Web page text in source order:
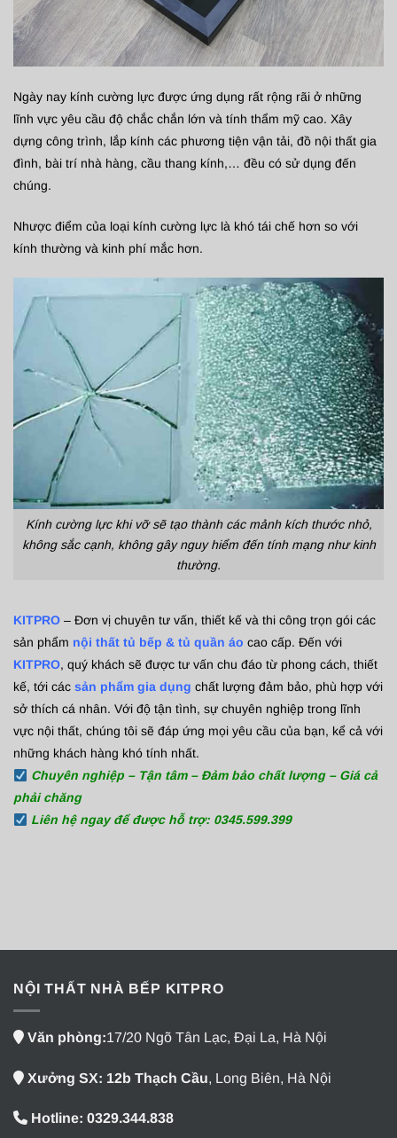
Ngày nay kính cường lực được ứng dụng rất rộng rãi ở những
lĩnh vực yêu cầu độ chắc chắn lớn và tính thẩm mỹ cao. Xây
dựng công trình, lắp kính các phương tiện vận tải, đồ nội thất gia
đình, bài trí nhà hàng, cầu thang kính,… đều có sử dụng đến
chúng.
Nhược điểm của loại kính cường lực là khó tái chế hơn so với
kính thường và kinh phí mắc hơn.
Kính cường lực khi vỡ sẽ tạo thành các mảnh kích thước nhỏ,
không sắc cạnh, không gây nguy hiểm đến tính mạng như kinh
thường.
KITPRO – Đơn vị chuyên tư vấn, thiết kế và thi công trọn gói các
sản phẩm nội thất tủ bếp & tủ quần áo cao cấp. Đến với
KITPRO, quý khách sẽ được tư vấn chu đáo từ phong cách, thiết
kế, tới các sản phẩm gia dụng chất lượng đảm bảo, phù hợp với
sở thích cá nhân. Với độ tận tình, sự chuyên nghiệp trong lĩnh
vực nội thất, chúng tôi sẽ đáp ứng mọi yêu cầu của bạn, kể cả với
những khách hàng khó tính nhất.
Chuyên nghiệp – Tận tâm – Đảm bảo chất lượng – Giá cả
phải chăng
Liên hệ ngay để được hỗ trợ: 0345.599.399
NỘI THẤT NHÀ BẾP KITPRO
Văn phòng:17/20 Ngõ Tân Lạc, Đại La, Hà Nội
Xưởng SX: 12b Thạch Cầu, Long Biên, Hà Nội
Hotline: 0329.344.838